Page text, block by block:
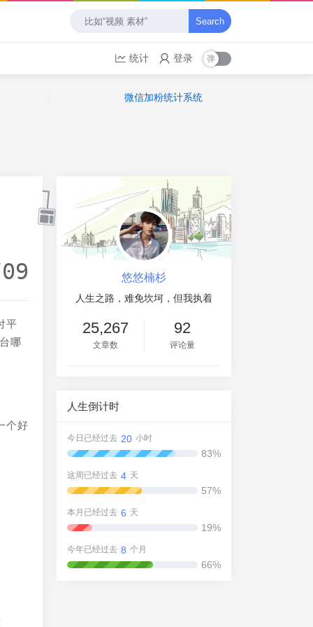
Search
统计 登录
微信加粉统计系统
平
哪
个好
悠悠楠杉
人生之路，难免坎坷，但我执着
25,267
文章数
92
评论量
人生倒计时
今日已经过去 20 小时
83%
这周已经过去 4 天
57%
本月已经过去 6 天
19%
今年已经过去 8 个月
66%